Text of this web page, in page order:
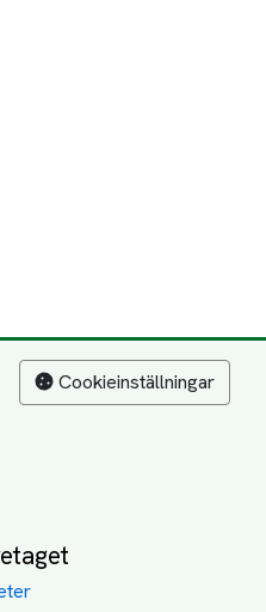
Cookieinställningar